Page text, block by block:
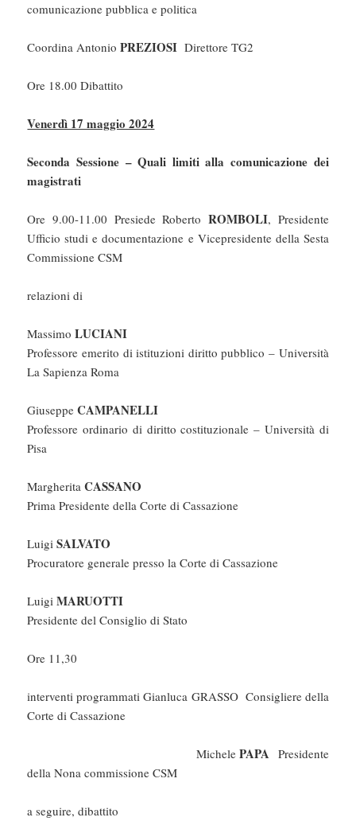
comunicazione pubblica e politica
Coordina AntonioPREZIOSIDirettore TG2
Ore 18.00 Dibattito
Venerdì 17 maggio 2024
Seconda Sessione – Quali limiti alla comunicazione dei
magistrati
Ore 9.00-11.00 Presiede Roberto ROMBOLI, Presidente
Ufficio studi e documentazione e Vicepresidente della Sesta
Commissione CSM
relazioni di
MassimoLUCIANI
Professore emerito di istituzioni diritto pubblico – Università
La Sapienza Roma
GiuseppeCAMPANELLI
Professore ordinario di diritto costituzionale – Università di
Pisa
MargheritaCASSANO
Prima Presidente della Corte di Cassazione
LuigiSALVATO
Procuratore generale presso la Corte di Cassazione
LuigiMARUOTTI
Presidente del Consiglio di Stato
Ore 11,30
interventi programmati Gianluca GRASSO Consigliere della
Corte di Cassazione
MichelePAPA Presidente
della Nona commissione CSM
a seguire, dibattito